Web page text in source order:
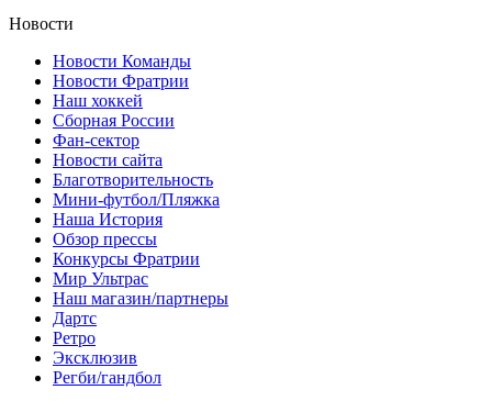
Новости
Новости Команды
Новости Фратрии
Наш хоккей
Сборная России
Фан-cектор
Новости сайта
Благотворительность
Мини-футбол/Пляжка
Наша История
Обзор прессы
Конкурсы Фратрии
Мир Ультрас
Наш магазин/партнеры
Дартс
Ретро
Эксклюзив
Регби/гандбол